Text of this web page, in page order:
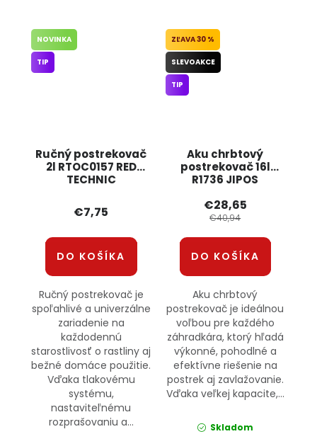
Ručný postrekovač
2l RTOC0157 RED
TECHNIC
NOVINKA
TIP
€7,75
DO KOŠÍKA
Ručný postrekovač je
spoľahlivé a univerzálne
zariadenie na
každodennú
starostlivosť o rastliny aj
bežné domáce použitie.
Vďaka tlakovému
systému,
nastaviteľnému
rozprašovaniu a...
Aku chrbtový
postrekovač 16l
R1736 JIPOS
30 %
SLEVOAKCE
TIP
€28,65
€40,94
DO KOŠÍKA
Aku chrbtový
postrekovač je ideálnou
voľbou pre každého
záhradkára, ktorý hľadá
výkonné, pohodlné a
efektívne riešenie na
postrek aj zavlažovanie.
Vďaka veľkej kapacite,...
Skladom